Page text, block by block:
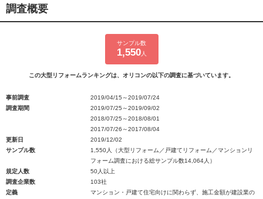
調査概要
サンプル数
1,550人
この大型リフォームランキングは、オリコンの以下の調査に基づいています。
事前調査
2019/04/15～2019/07/24
調査期間
2019/07/25～2019/09/02
2018/07/25～2018/08/01
2017/07/26～2017/08/04
更新日
2019/12/02
サンプル数
1,550人（大型リフォーム／戸建てリフォーム／マンションリ
フォーム調査における総サンプル数14,064人）
規定人数
50人以上
調査企業数
103社
定義
マンション・戸建て住宅向けに関わらず、施工金額が建設業の